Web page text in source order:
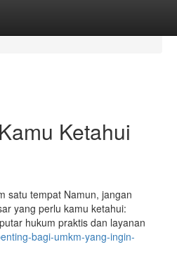
Ketahui
satu tempat Namun, jangan
yang perlu kamu ketahui:
hukum praktis dan layanan
bagi-umkm-yang-ingin-